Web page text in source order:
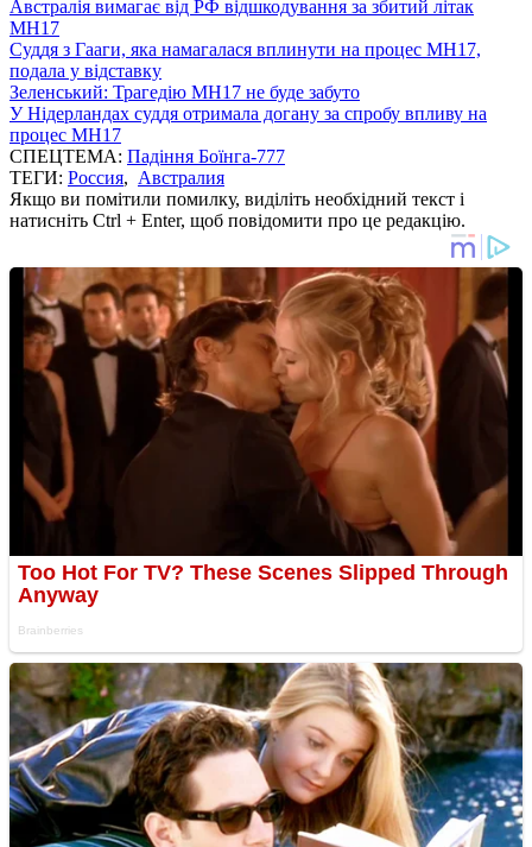
Австралія вимагає від РФ відшкодування за збитий літак
MH17
Суддя з Гааги, яка намагалася вплинути на процес МН17,
подала у відставку
Зеленський: Трагедію MH17 не буде забуто
У Нідерландах суддя отримала догану за спробу впливу на
процес MH17
СПЕЦТЕМА: Падіння Боїнга-777
ТЕГИ: Россия, Австралия
Якщо ви помітили помилку, виділіть необхідний текст і
натисніть Ctrl + Enter, щоб повідомити про це редакцію.